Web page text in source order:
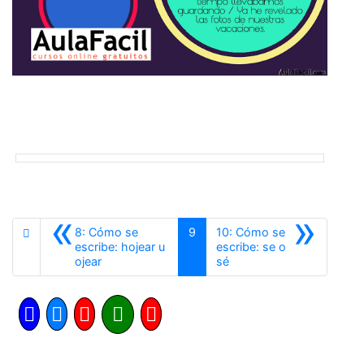
«8: Cómo se
escribe: hojear u
ojearAnterior
9 »
10: Cómo se
escribe: se o
séSiguiente